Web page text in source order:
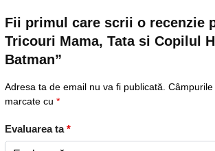
Fii primul care scrii o recenzie
Tricouri Mama, Tata si Copilul
Batman”
Adresa ta de email nu va fi publicată.
marcate cu *
Evaluarea ta*